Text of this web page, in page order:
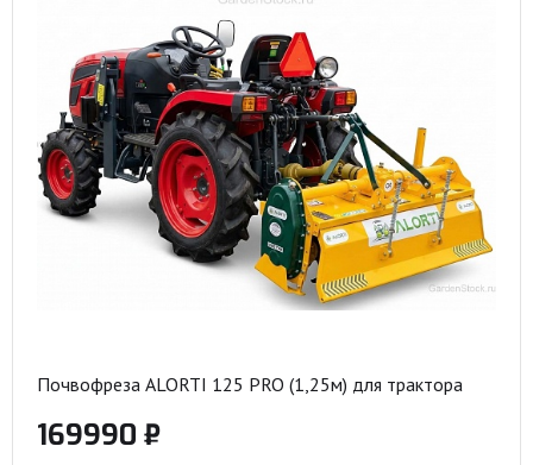
Почвофреза ALORTI 125 PRO (1,25м) для трактора
169990 ₽